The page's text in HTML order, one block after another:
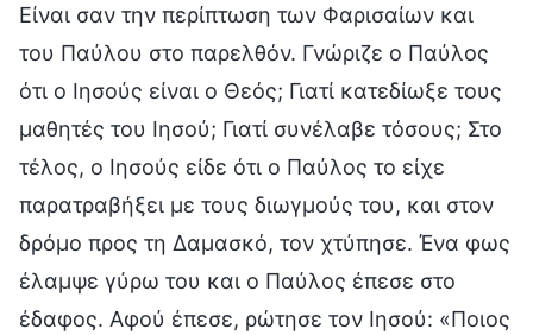
Είναι σαν την περίπτωση των Φαρισαίων και
του Παύλου στο παρελθόν. Γνώριζε ο Παύλος
ότι ο Ιησούς είναι ο Θεός; Γιατί κατεδίωξε τους
μαθητές του Ιησού; Γιατί συνέλαβε τόσους; Στο
τέλος, ο Ιησούς είδε ότι ο Παύλος το είχε
παρατραβήξει με τους διωγμούς του, και στον
δρόμο προς τη Δαμασκό, τον χτύπησε. Ένα φως
έλαμψε γύρω του και ο Παύλος έπεσε στο
έδαφος. Αφού έπεσε, ρώτησε τον Ιησού: «Ποιος